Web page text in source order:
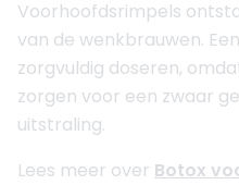
Voorhoofdsrimpels
van de wenkbrauwen.
zorgvuldig doseren,
zorgen voor een zwaar
uitstraling.
Lees meer over Botox